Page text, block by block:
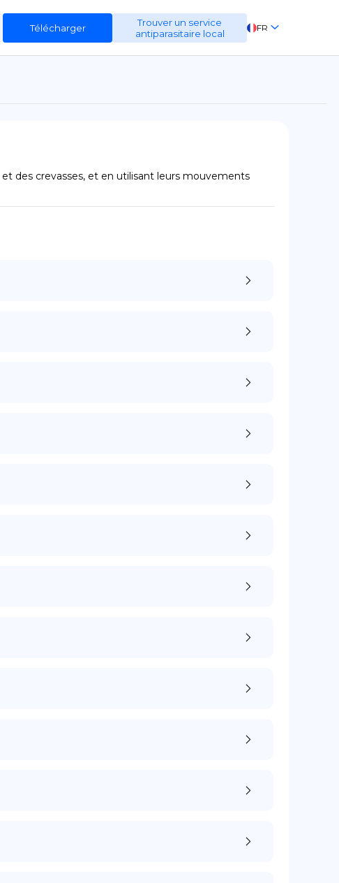
Télécharger
Trouver un service
antiparasitaire local
FR
EN
des crevasses, et en utilisant leurs mouvements